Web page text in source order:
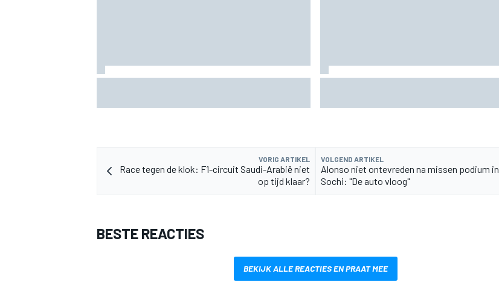
VORIG ARTIKEL
Race tegen de klok: F1-circuit Saudi-Arabië niet
op tijd klaar?
VOLGEND ARTIKEL
Alonso niet ontevreden na missen podium in
Sochi: "De auto vloog"
BESTE REACTIES
BEKIJK ALLE REACTIES EN PRAAT MEE